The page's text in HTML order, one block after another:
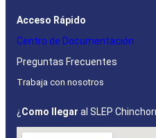
Acceso Rápido
Centro de Documentación
Preguntas Frecuentes
Trabaja con nosotros
¿ Como llegar al SLEP